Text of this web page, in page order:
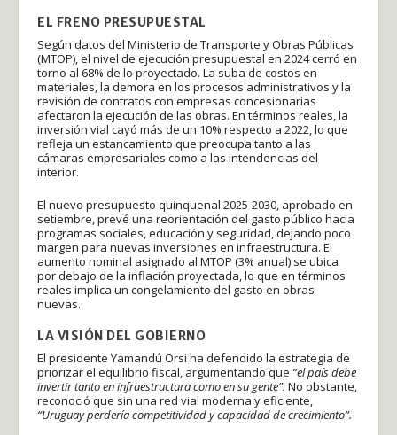
EL FRENO PRESUPUESTAL
Según datos del Ministerio de Transporte y Obras Públicas
(MTOP), el nivel de ejecución presupuestal en 2024 cerró en
torno al 68% de lo proyectado. La suba de costos en
materiales, la demora en los procesos administrativos y la
revisión de contratos con empresas concesionarias
afectaron la ejecución de las obras. En términos reales, la
inversión vial cayó más de un 10% respecto a 2022, lo que
refleja un estancamiento que preocupa tanto a las
cámaras empresariales como a las intendencias del
interior.
El nuevo presupuesto quinquenal 2025-2030, aprobado en
setiembre, prevé una reorientación del gasto público hacia
programas sociales, educación y seguridad, dejando poco
margen para nuevas inversiones en infraestructura. El
aumento nominal asignado al MTOP (3% anual) se ubica
por debajo de la inflación proyectada, lo que en términos
reales implica un congelamiento del gasto en obras
nuevas.
LA VISIÓN DEL GOBIERNO
El presidente Yamandú Orsi ha defendido la estrategia de
priorizar el equilibrio fiscal, argumentando que “el país debe
invertir tanto en infraestructura como en su gente”. No obstante,
reconoció que sin una red vial moderna y eficiente,
“Uruguay perdería competitividad y capacidad de crecimiento”.